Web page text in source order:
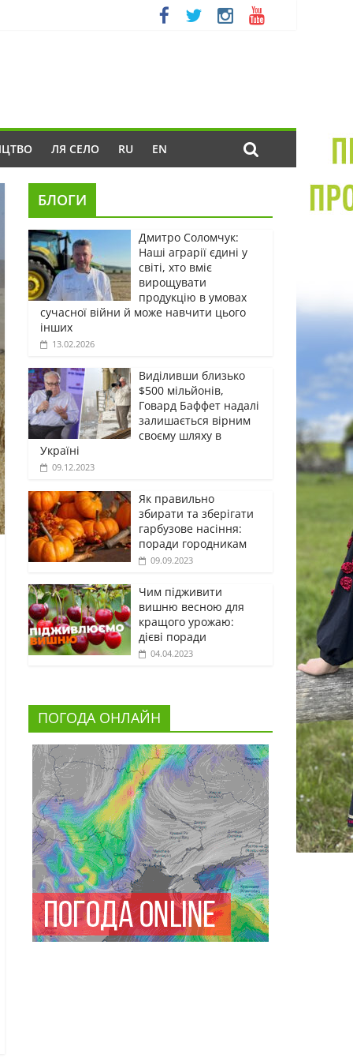
ЛЯ СЕЛО RU EN
БЛОГИ
Дмитро Соломчук:
Наші аграрії єдині у
світі, хто вміє
вирощувати
продукцію в умовах
сучасної війни й може навчити цього
інших
13.02.2026
Виділивши близько
$500 мільйонів,
Говард Баффет надалі
залишається вірним
своєму шляху в
Україні
09.12.2023
Як правильно
збирати та зберігати
гарбузове насіння:
поради городникам
09.09.2023
Чим підживити
вишню весною для
кращого урожаю:
дієві поради
04.04.2023
ПОГОДА ОНЛАЙН